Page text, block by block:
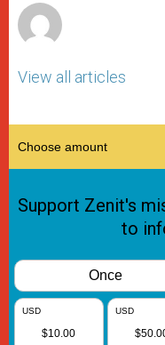
View all articles